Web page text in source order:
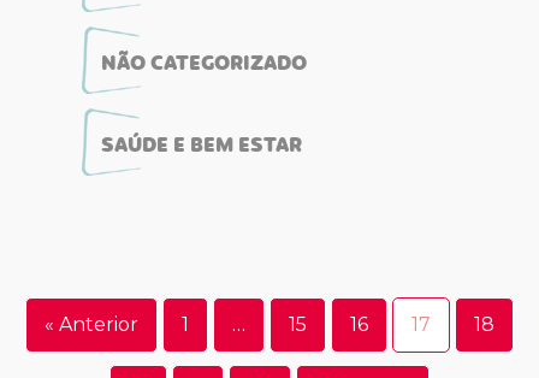
NÃO CATEGORIZADO
SAÚDE E BEM ESTAR
« Anterior 1 … 15 16 17 18